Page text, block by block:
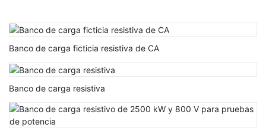
Banco de carga ficticia resistiva de CA
Banco de carga resistiva